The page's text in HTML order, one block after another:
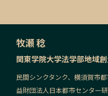
牧瀬 稔
関東学院大学法学部地域
民間シンクタンク、横須賀市
益財団法人日本都市センター